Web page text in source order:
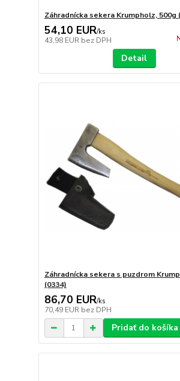
Záhradnícka sekera Krumpholz, 500g
54,10 EUR/ks
43,98 EUR bez DPH
Detail
Záhradnícka sekera s puzdrom
(0334)
86,70 EUR/ks
70,49 EUR bez DPH
Pridať do košíka